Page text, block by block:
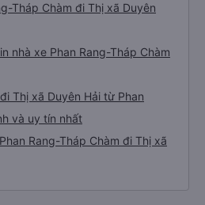
Tháp Chàm đi Thị xã Duyên
nhà xe Phan Rang-Tháp Chàm
Thị xã Duyên Hải từ Phan
và uy tín nhất
Rang-Tháp Chàm đi Thị xã